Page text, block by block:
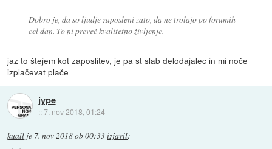
Dobro je, da so ljudje zaposleni zato, da ne trolajo po forumih
cel dan. To ni preveč kvalitetno življenje.
jaz to štejem kot zaposlitev, je pa st slab delodajalec in mi noče
izplačevat plače
jype
::7. nov 2018, 01:24
kuall je 7. nov 2018 ob 00:33izjavil: